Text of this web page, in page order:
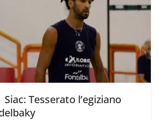
Tesserato l’egiziano